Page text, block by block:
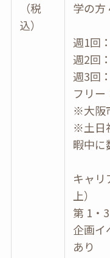
（税
込）
学の方
週1回
週2回
週3回
フリー
※大阪
※土日
暇中に
キャリ
上）
第 1・
企画イ
あり